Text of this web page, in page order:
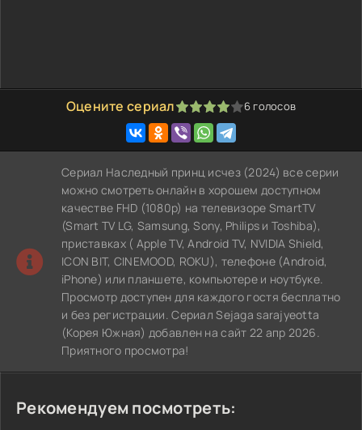
Оцените сериал
1 2 3 4 5 6голосов
Сериал Наследный принц исчез (2024) все серии
можно смотреть онлайн в хорошем доступном
качестве FHD (1080p) на телевизоре SmartTV
(Smart TV LG, Samsung, Sony, Philips и Toshiba),
приставках ( Apple TV, Android TV, NVIDIA Shield,
ICON BIT, CINEMOOD, ROKU), телефоне (Android,
iPhone) или планшете, компьютере и ноутбуке.
Просмотр доступен для каждого гостя бесплатно
и без регистрации. Сериал Sejaga sarajyeotta
(Корея Южная) добавлен на сайт 22 апр 2026.
Приятного просмотра!
Рекомендуем посмотреть: